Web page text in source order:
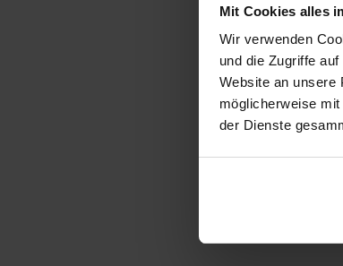
Mit Cookies alles
Wir verwenden
und die Zugriffe
Website an unsere
möglicherweise
der Dienste
€
2-3